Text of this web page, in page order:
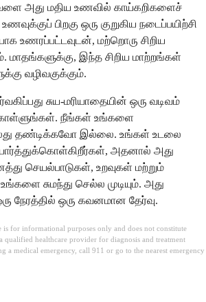
அது மதிய உணவில் காய்கறிகளைச்
பிறகு ஒரு குறுகிய நடைப்பயிற்சி
உணரப்பட்டவுடன், மற்றொரு சிறிய
மாதங்களுக்கு, இந்த சிறிய மாற்றங்கள்
வழிவகுக்கும்.
சுய-மரியாதையின் ஒரு வடிவம்
நீங்கள் உங்களை
தண்டிக்கவோ இல்லை. உங்கள் உடலை
அதனால் அது
செயல்பாடுகள், உறவுகள் மற்றும்
சுமந்து செல்ல முடியும். அது
நேரத்தில் ஒரு கவனமான தேர்வு.
is for informational purposes only and does not constitute
qualified healthcare provider for diagnosis and treatment
a medical emergency, call 911 or go to the nearest emergency